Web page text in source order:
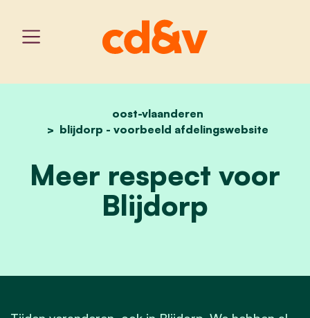
home
oost-vlaanderen
blijdorp - voorbeeld afdelingswebsite
meer respect voor
Meer respect voor
Blijdorp